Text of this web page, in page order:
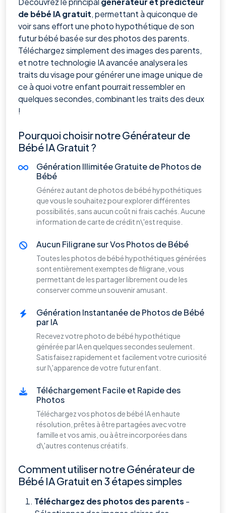
de bébé IA gratuit, permettant à quiconque de
voir sans effort une photo hypothétique de son
futur bébé basée sur des photos des parents.
Téléchargez simplement des images des parents,
et notre technologie IA avancée analysera les
traits du visage pour générer une image unique de
ce à quoi votre enfant pourrait ressembler en
quelques secondes, combinant les traits des deux
!
Pourquoi choisir notre Générateur de
Bébé IA Gratuit ?
Génération Illimitée Gratuite de Photos de
Bébé
Générez autant de photos de bébé hypothétiques
que vous le souhaitez pour explorer différentes
possibilités, sans aucun coût ni frais cachés. Aucune
information de carte de crédit n\'est requise.
Aucun Filigrane sur Vos Photos de Bébé
Toutes les photos de bébé hypothétiques générées
sont entièrement exemptes de filigrane, vous
permettant de les partager librement ou de les
conserver comme un souvenir amusant.
Génération Instantanée de Photos de Bébé
par IA
Recevez votre photo de bébé hypothétique
générée par IA en quelques secondes seulement.
Satisfaisez rapidement et facilement votre curiosité
sur l\'apparence de votre futur enfant.
Téléchargement Facile et Rapide des
Photos
Téléchargez vos photos de bébé IA en haute
résolution, prêtes à être partagées avec votre
famille et vos amis, ou à être incorporées dans
d\'autres contenus créatifs.
Comment utiliser notre Générateur de
Bébé IA Gratuit en 3 étapes simples
Téléchargez des photos des parents -